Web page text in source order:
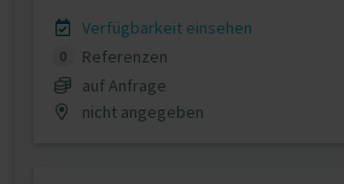
Verfügbarkeit einsehen
0
Referenzen
auf Anfrage
nicht angegeben